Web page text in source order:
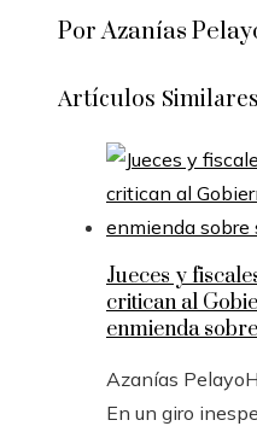
Por Azanías
Artículos Similares
Jueces y
critican al
enmienda
Azanías Pelayo
En un giro